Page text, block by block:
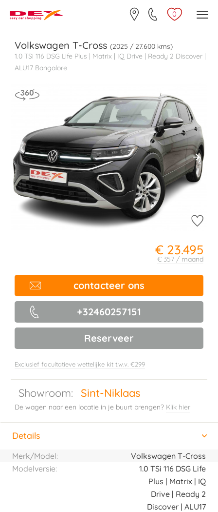
0
Volkswagen T-Cross (2025 / 27.600 kms)
1.0 TSi 116 DSG Life Plus | Matrix | IQ Drive | Ready 2 Discover |
ALU17 Bangalore
€ 23.495
€ 357 / maand
contacteer ons
+32460257151
Reserveer
Exclusief facultatieve wettelijke kit t.w.v. €299
Showroom: Sint-Niklaas
De wagen naar een locatie in je buurt brengen? Klik hier
Horizontal tab group
Details
Merk/Model:
Volkswagen T-Cross
Modelversie:
1.0 TSi 116 DSG Life
Plus | Matrix | IQ
Drive | Ready 2
Discover | ALU17